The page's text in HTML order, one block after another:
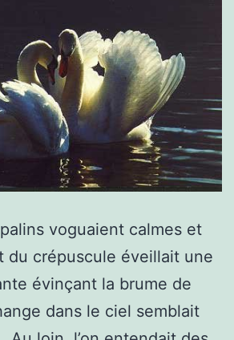
voguaient calmes et
du crépuscule éveillait une
évinçant la brume de
dans le ciel semblait